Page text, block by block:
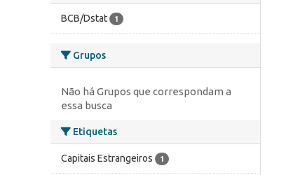
BCB/Dstat 1
Grupos
Não há Grupos que correspondam a
essa busca
Etiquetas
Capitais Estrangeiros 1